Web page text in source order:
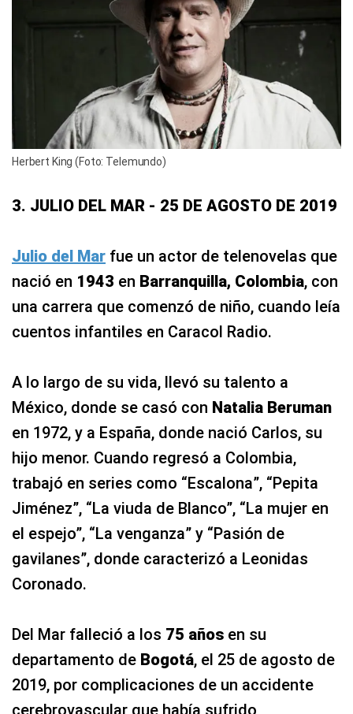
Herbert King (Foto: Telemundo)
3. JULIO DEL MAR - 25 DE AGOSTO DE 2019
Julio del Mar fue un actor de telenovelas que
nació en 1943 en Barranquilla, Colombia, con
una carrera que comenzó de niño, cuando leía
cuentos infantiles en Caracol Radio.
A lo largo de su vida, llevó su talento a
México, donde se casó con Natalia Beruman
en 1972, y a España, donde nació Carlos, su
hijo menor. Cuando regresó a Colombia,
trabajó en series como “Escalona”, “Pepita
Jiménez”, “La viuda de Blanco”, “La mujer en
el espejo”, “La venganza” y “Pasión de
gavilanes”, donde caracterizó a Leonidas
Coronado.
Del Mar falleció a los 75 años en su
departamento de Bogotá, el 25 de agosto de
2019, por complicaciones de un accidente
cerebrovascular que había sufrido